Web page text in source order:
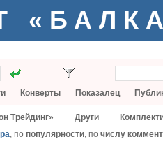
Конверты Показалец
Трейдинг» Други
, по популярности, по числу